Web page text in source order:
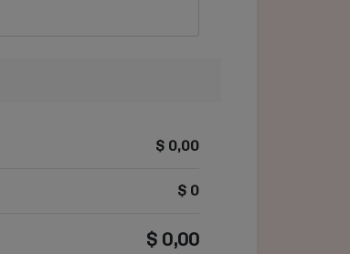
$ 0,00
$ 0
$ 0,00